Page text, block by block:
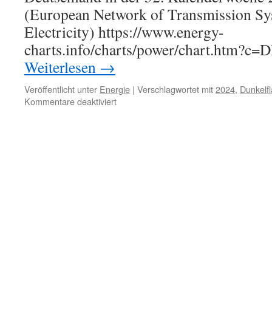
(European Network of Transmission
Electricity) https://www.energy-
charts.info/charts/power/
Weiterlesen →
Veröffentlicht unter Energie | Verschlagwortet mit2024,
Kommentare deaktiviertfür